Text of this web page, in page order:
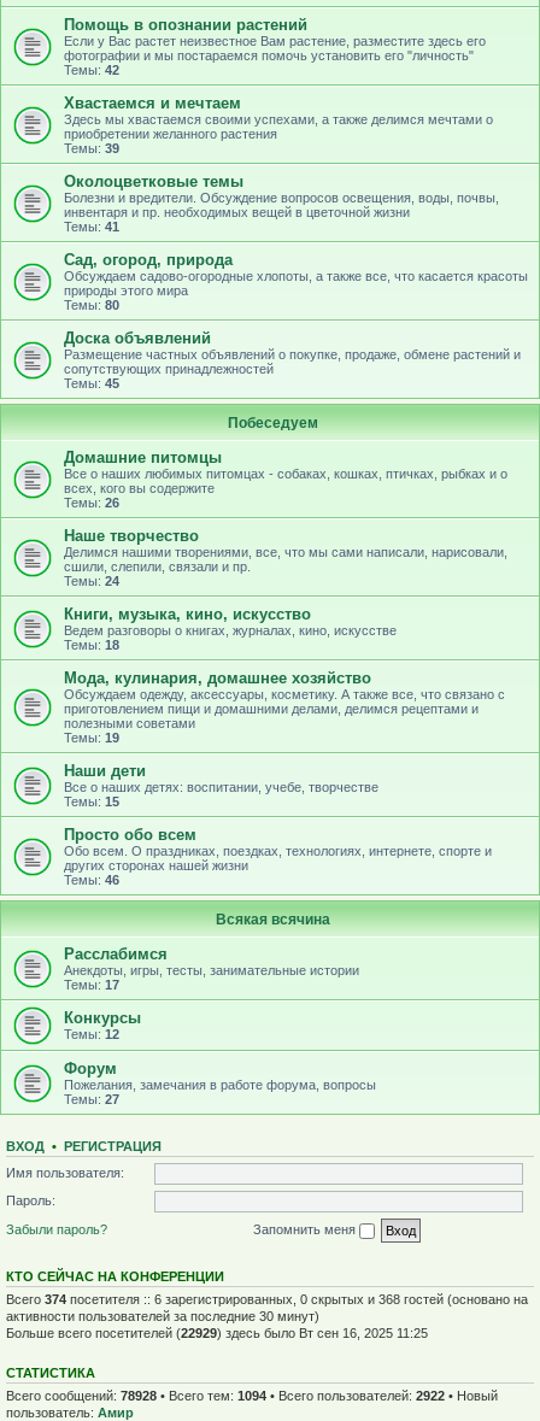
Помощь в опознании растений
Если у Вас растет неизвестное Вам растение, разместите здесь его
фотографии и мы постараемся помочь установить его "личность"
Темы: 42
Хвастаемся и мечтаем
Здесь мы хвастаемся своими успехами, а также делимся мечтами о
приобретении желанного растения
Темы: 39
Околоцветковые темы
Болезни и вредители. Обсуждение вопросов освещения, воды, почвы,
инвентаря и пр. необходимых вещей в цветочной жизни
Темы: 41
Сад, огород, природа
Обсуждаем садово-огородные хлопоты, а также все, что касается красоты
природы этого мира
Темы: 80
Доска объявлений
Размещение частных объявлений о покупке, продаже, обмене растений и
сопутствующих принадлежностей
Темы: 45
Побеседуем
Домашние питомцы
Все о наших любимых питомцах - собаках, кошках, птичках, рыбках и о
всех, кого вы содержите
Темы: 26
Наше творчество
Делимся нашими творениями, все, что мы сами написали, нарисовали,
сшили, слепили, связали и пр.
Темы: 24
Книги, музыка, кино, искусство
Ведем разговоры о книгах, журналах, кино, искусстве
Темы: 18
Мода, кулинария, домашнее хозяйство
Обсуждаем одежду, аксессуары, косметику. А также все, что связано с
приготовлением пищи и домашними делами, делимся рецептами и
полезными советами
Темы: 19
Наши дети
Все о наших детях: воспитании, учебе, творчестве
Темы: 15
Просто обо всем
Обо всем. О праздниках, поездках, технологиях, интернете, спорте и
других сторонах нашей жизни
Темы: 46
Всякая всячина
Расслабимся
Анекдоты, игры, тесты, занимательные истории
Темы: 17
Конкурсы
Темы: 12
Форум
Пожелания, замечания в работе форума, вопросы
Темы: 27
ВХОД • РЕГИСТРАЦИЯ
Имя пользователя:
Пароль:
Забыли пароль?
Запомнить меня
КТО СЕЙЧАС НА КОНФЕРЕНЦИИ
Всего 374 посетителя :: 6 зарегистрированных, 0 скрытых и 368 гостей (основано на
активности пользователей за последние 30 минут)
Больше всего посетителей (22929) здесь было Вт сен 16, 2025 11:25
СТАТИСТИКА
Всего сообщений: 78928 • Всего тем: 1094 • Всего пользователей: 2922 • Новый
пользователь: Амир